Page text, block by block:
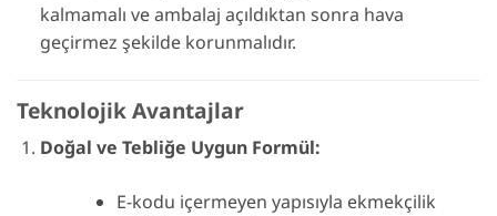
kalmamalı ve ambalaj açıldıktan sonra hava
geçirmez şekilde korunmalıdır.
Teknolojik Avantajlar
Doğal ve Tebliğe Uygun Formül:
E-kodu içermeyen yapısıyla ekmekçilik